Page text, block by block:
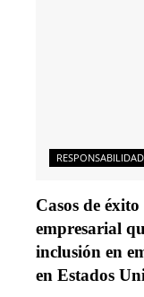
Casos de
empresarial
inclusión en
en Estados